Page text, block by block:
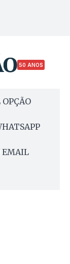
50 ANOS
EMAIL